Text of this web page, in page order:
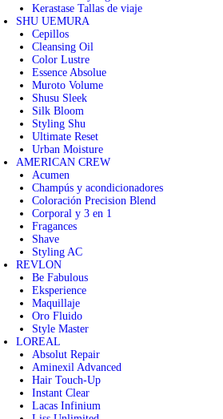
Kerastase Tallas de viaje
SHU UEMURA
Cepillos
Cleansing Oil
Color Lustre
Essence Absolue
Muroto Volume
Shusu Sleek
Silk Bloom
Styling Shu
Ultimate Reset
Urban Moisture
AMERICAN CREW
Acumen
Champús y acondicionadores
Coloración Precision Blend
Corporal y 3 en 1
Fragances
Shave
Styling AC
REVLON
Be Fabulous
Eksperience
Maquillaje
Oro Fluido
Style Master
LOREAL
Absolut Repair
Aminexil Advanced
Hair Touch-Up
Instant Clear
Lacas Infinium